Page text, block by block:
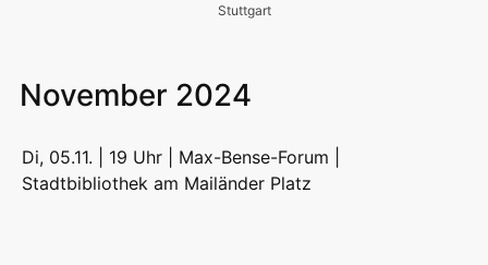
Stuttgart
November 2024
Di, 05.11. | 19 Uhr | Max-Bense-Forum |
Stadtbibliothek am Mailänder Platz